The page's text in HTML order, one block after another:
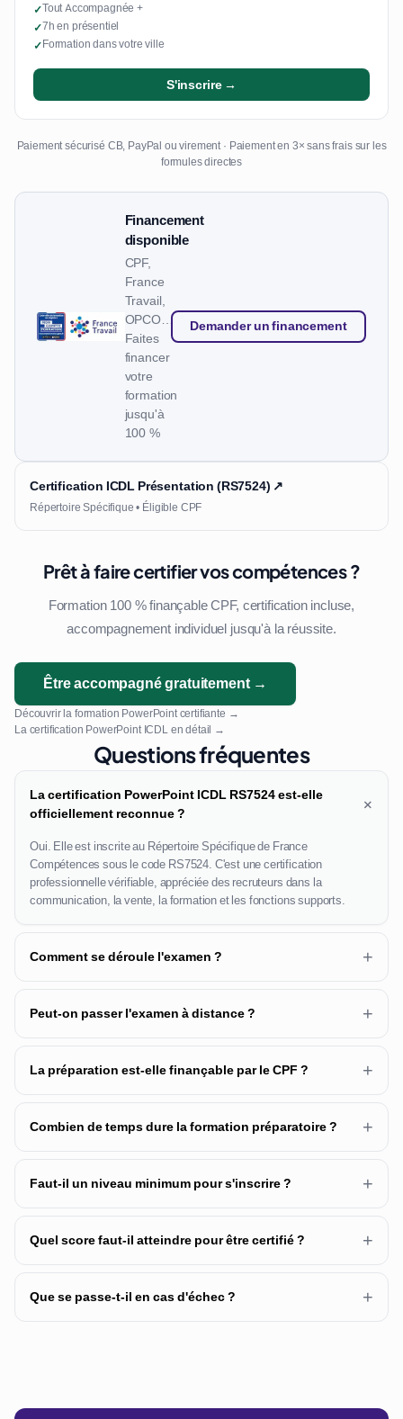
✓Tout Accompagnée +
✓7h en présentiel
✓Formation dans votre ville
S'inscrire →
Paiement sécurisé CB, PayPal ou virement · Paiement en 3× sans frais sur les
formules directes
Financement
disponible
CPF,
France
Travail,
OPCO…
Faites
financer
votre
formation
jusqu'à
100 %
Demander un financement
Certification ICDL Présentation (RS7524) ↗
Répertoire Spécifique • Éligible CPF
Prêt à faire certifier vos compétences ?
Formation 100 % finançable CPF, certification incluse,
accompagnement individuel jusqu'à la réussite.
Être accompagné gratuitement →
Découvrir la formation PowerPoint certifiante →
La certification PowerPoint ICDL en détail →
Questions fréquentes
La certification PowerPoint ICDL RS7524 est-elle
officiellement reconnue ?
+
Oui. Elle est inscrite au Répertoire Spécifique de France
Compétences sous le code RS7524. C'est une certification
professionnelle vérifiable, appréciée des recruteurs dans la
communication, la vente, la formation et les fonctions supports.
Comment se déroule l'examen ? +
Peut-on passer l'examen à distance ? +
La préparation est-elle finançable par le CPF ? +
Combien de temps dure la formation préparatoire ? +
Faut-il un niveau minimum pour s'inscrire ? +
Quel score faut-il atteindre pour être certifié ? +
Que se passe-t-il en cas d'échec ? +